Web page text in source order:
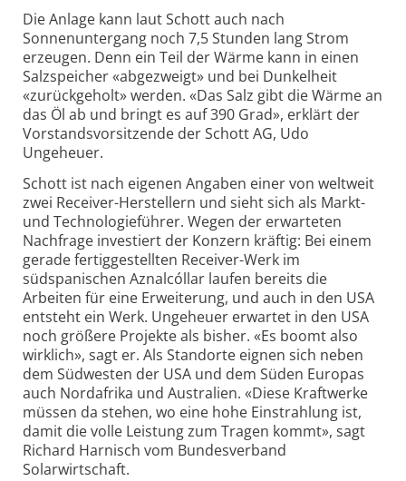
Die Anlage kann laut Schott auch nach
Sonnenuntergang noch 7,5 Stunden lang Strom
erzeugen. Denn ein Teil der Wärme kann in einen
Salzspeicher «abgezweigt» und bei Dunkelheit
«zurückgeholt» werden. «Das Salz gibt die Wärme an
das Öl ab und bringt es auf 390 Grad», erklärt der
Vorstandsvorsitzende der Schott AG, Udo
Ungeheuer.
Schott ist nach eigenen Angaben einer von weltweit
zwei Receiver-Herstellern und sieht sich als Markt-
und Technologieführer. Wegen der erwarteten
Nachfrage investiert der Konzern kräftig: Bei einem
gerade fertiggestellten Receiver-Werk im
südspanischen Aznalcóllar laufen bereits die
Arbeiten für eine Erweiterung, und auch in den USA
entsteht ein Werk. Ungeheuer erwartet in den USA
noch größere Projekte als bisher. «Es boomt also
wirklich», sagt er. Als Standorte eignen sich neben
dem Südwesten der USA und dem Süden Europas
auch Nordafrika und Australien. «Diese Kraftwerke
müssen da stehen, wo eine hohe Einstrahlung ist,
damit die volle Leistung zum Tragen kommt», sagt
Richard Harnisch vom Bundesverband
Solarwirtschaft.